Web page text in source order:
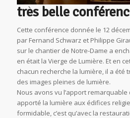
très belle
Cette conférence donnée le 12
par Fernand Schwarz et Philippe
sur le chantier de Notre-Dame a
en était la Vierge de Lumière. Et en
chacun recherche la lumière, il a été
des images pleines de lumière.
Nous avons vu l’apport
apporté la lumière aux édifices
formidable, c’est qu’avec la